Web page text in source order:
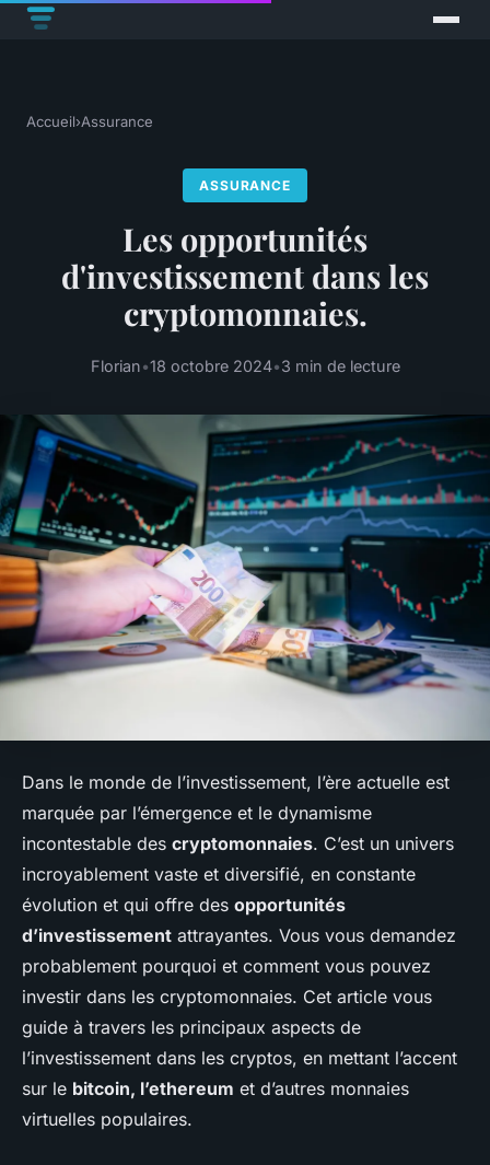
Accueil›Assurance
ASSURANCE
Les opportunités
d'investissement dans les
cryptomonnaies.
Florian•18 octobre 2024•3 min de lecture
Dans le monde de l’investissement, l’ère actuelle est
marquée par l’émergence et le dynamisme
incontestable des cryptomonnaies. C’est un univers
incroyablement vaste et diversifié, en constante
évolution et qui offre des opportunités
d’investissement attrayantes. Vous vous demandez
probablement pourquoi et comment vous pouvez
investir dans les cryptomonnaies. Cet article vous
guide à travers les principaux aspects de
l’investissement dans les cryptos, en mettant l’accent
sur le bitcoin, l’ethereum et d’autres monnaies
virtuelles populaires.